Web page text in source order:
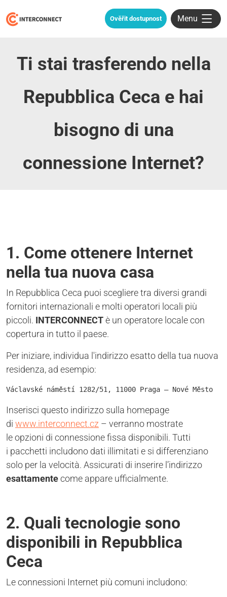
Ověřit dostupnost Menu
Ti stai trasferendo nella
Repubblica Ceca e hai
bisogno di una
connessione Internet?
1. Come ottenere Internet
nella tua nuova casa
In Repubblica Ceca puoi scegliere tra diversi grandi
fornitori internazionali e molti operatori locali più
piccoli. INTERCONNECTè un operatore locale con
copertura in tutto il paese.
Per iniziare, individua l'indirizzo esatto della tua nuova
residenza, ad esempio:
Václavské náměstí 1282/51, 11000 Praga – Nové Město
Inserisci questo indirizzo sulla homepage
di www.interconnect.cz – verranno mostrate
le opzioni di connessione fissa disponibili. Tutti
i pacchetti includono dati illimitati e si differenziano
solo per la velocità. Assicurati di inserire l’indirizzo
esattamentecome appare ufficialmente.
2. Quali tecnologie sono
disponibili in Repubblica
Ceca
Le connessioni Internet più comuni includono: